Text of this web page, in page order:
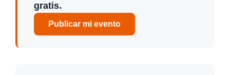
gratis.
Publicar mi evento